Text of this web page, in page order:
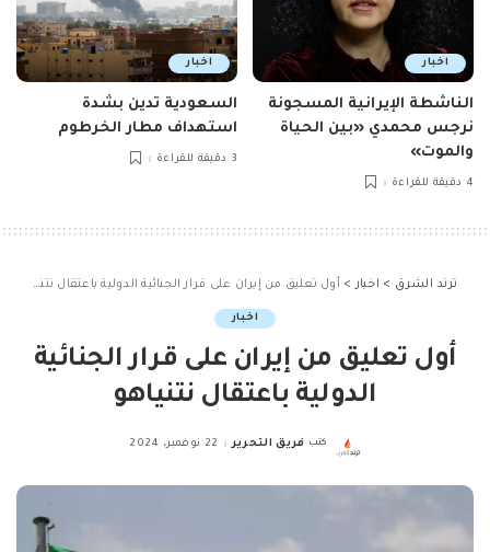
اخبار
الناشطة الإيرانية المسجونة
نرجس محمدي «بين الحياة
والموت»
4 دقيقة للقراءة
اخبار
السعودية تدين بشدة
استهداف مطار الخرطوم
3 دقيقة للقراءة
ترند الشرق > اخبار > أول تعليق من إيران على قرار الجنائية الدولية باعتقال نتنياهو
اخبار
أول تعليق من إيران على قرار الجنائية
الدولية باعتقال نتنياهو
Posted
كتب فريق التحرير 22 نوفمبر، 2024